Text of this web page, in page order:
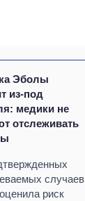
Эболы
из-под
медики не
отслеживать
случаев
риск